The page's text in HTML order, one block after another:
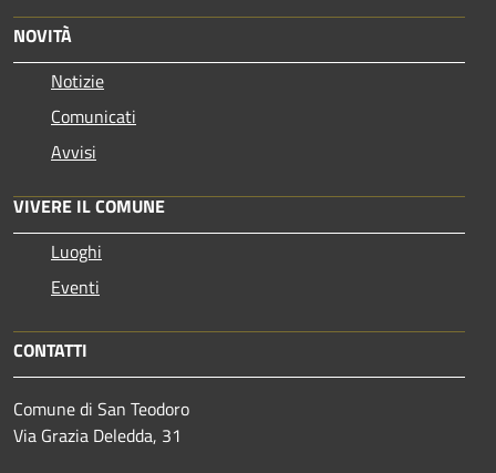
NOVITÀ
Notizie
Comunicati
Avvisi
VIVERE IL COMUNE
Luoghi
Eventi
CONTATTI
Comune di San Teodoro
Via Grazia Deledda, 31